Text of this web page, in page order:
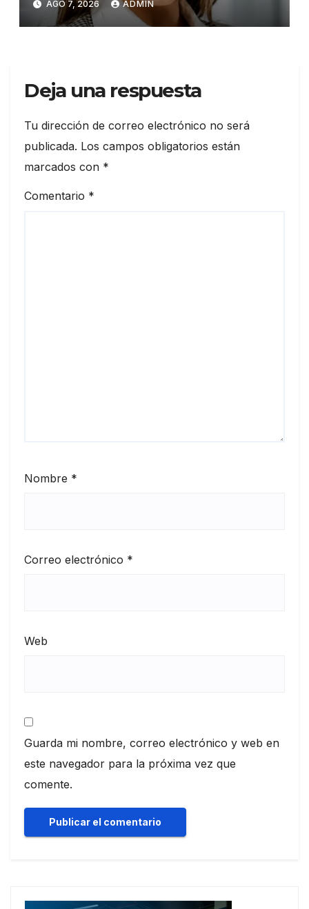
Ramírez
AGO 7, 2026 ADMIN
Deja una respuesta
Tu dirección de correo electrónico no será
publicada. Los campos obligatorios están
marcados con *
Comentario *
Nombre *
Correo electrónico *
Web
Guarda mi nombre, correo electrónico y web en
este navegador para la próxima vez que
comente.